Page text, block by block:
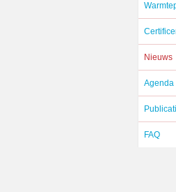
Nieuws
Agenda
FAQ